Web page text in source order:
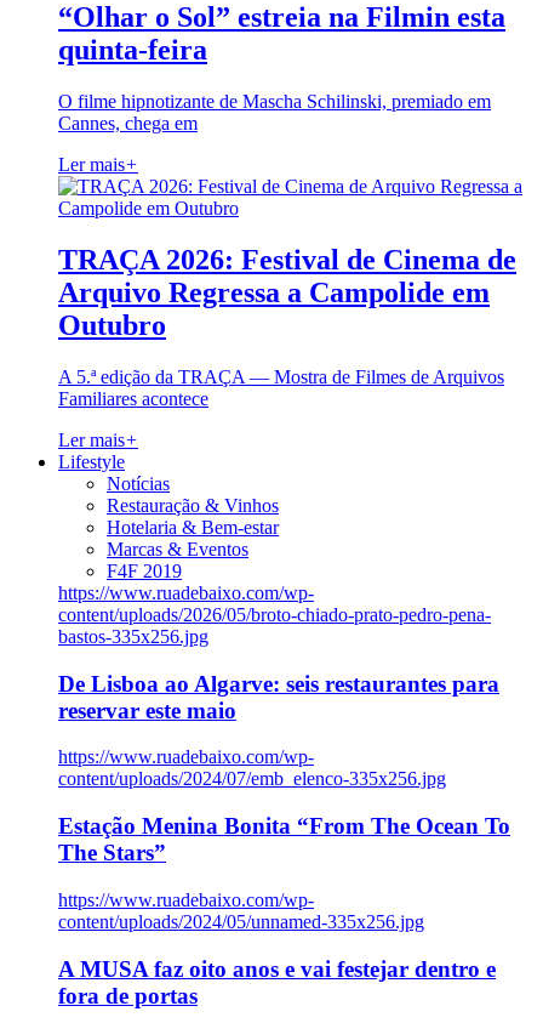
“Olhar o Sol” estreia na Filmin esta
quinta-feira
O filme hipnotizante de Mascha Schilinski, premiado em
Cannes, chega em
Ler mais+
TRAÇA 2026: Festival de Cinema de
Arquivo Regressa a Campolide em
Outubro
A 5.ª edição da TRAÇA — Mostra de Filmes de Arquivos
Familiares acontece
Ler mais+
Lifestyle
Notícias
Restauração & Vinhos
Hotelaria & Bem-estar
Marcas & Eventos
F4F 2019
https://www.ruadebaixo.com/wp-
content/uploads/2026/05/broto-chiado-prato-pedro-pena-
bastos-335x256.jpg
De Lisboa ao Algarve: seis restaurantes para
reservar este maio
https://www.ruadebaixo.com/wp-
content/uploads/2024/07/emb_elenco-335x256.jpg
Estação Menina Bonita “From The Ocean To
The Stars”
https://www.ruadebaixo.com/wp-
content/uploads/2024/05/unnamed-335x256.jpg
A MUSA faz oito anos e vai festejar dentro e
fora de portas